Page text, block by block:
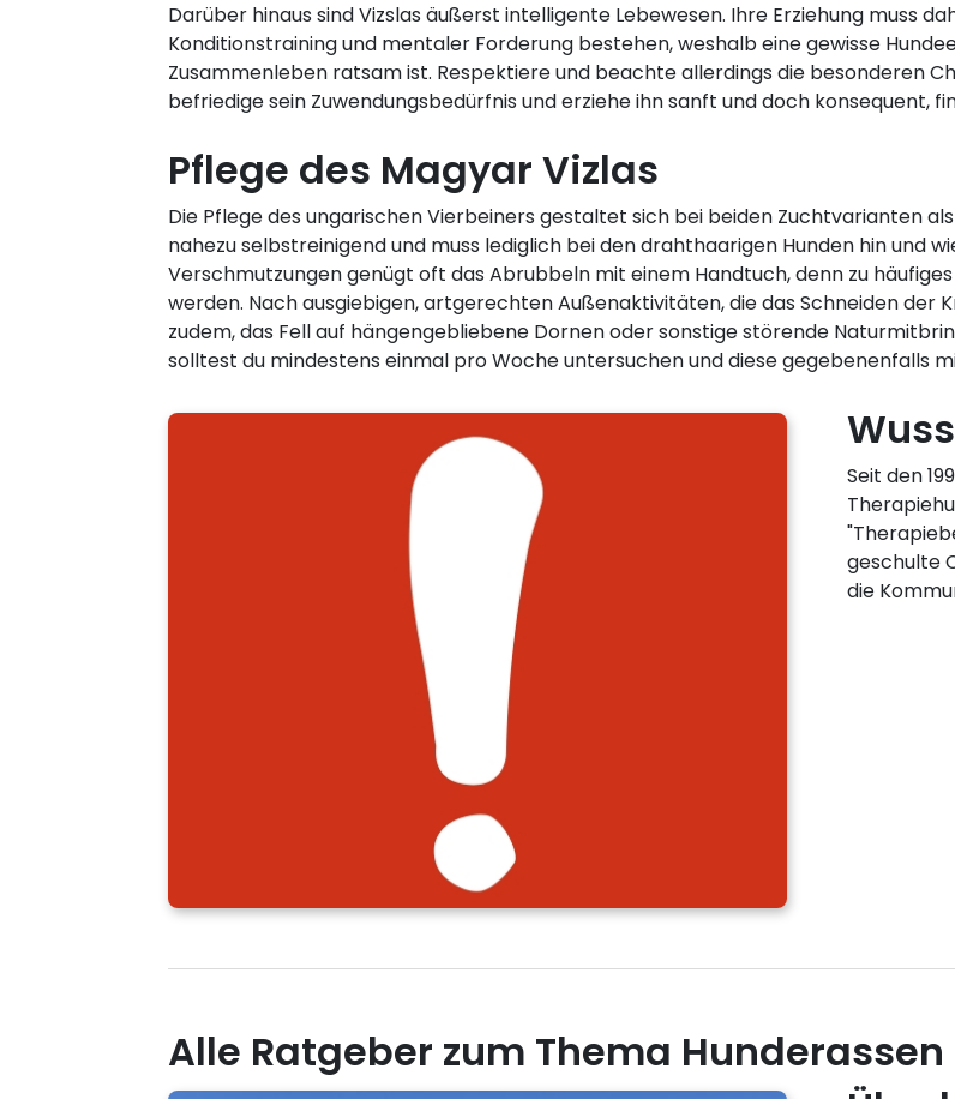
Darüber hinaus sind Vizslas äußerst intelligente Lebewesen. Ihre Erziehung muss
Konditionstraining und mentaler Forderung bestehen, weshalb eine gewisse
Zusammenleben ratsam ist. Respektiere und beachte allerdings die besonderen
befriedige sein Zuwendungsbedürfnis und erziehe ihn sanft und doch konsequent,
Pflege des Magyar Vizlas
Die Pflege des ungarischen Vierbeiners gestaltet sich bei beiden Zuchtvarianten
nahezu selbstreinigend und muss lediglich bei den drahthaarigen Hunden hin und
Verschmutzungen genügt oft das Abrubbeln mit einem Handtuch, denn zu
werden. Nach ausgiebigen, artgerechten Außenaktivitäten, die das Schneiden der
zudem, das Fell auf hängengebliebene Dornen oder sonstige störende
solltest du mindestens einmal pro Woche untersuchen und diese gegebenenfalls
Seit den
geschulte
die
Alle Ratgeber zum Thema Hunderassen